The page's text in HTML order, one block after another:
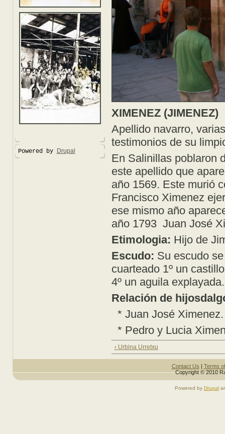
Powered by Drupal
XIMENEZ (JIMENEZ)
Apellido navarro,
testimonios de su
En Salinillas poblaron
este apellido que
año 1569. Este murió
Francisco Ximenez
ese mismo año
año 1793 Juan José
Etimologia: Hijo de
Escudo: Su escudo
cuarteado 1º un
4º un aguila explayada.
Relación de
* Juan José Ximenez.
* Pedro y Lucia
‹ Urbina Urretxu
Contact Us | Terms
Copyright © 2010
Powered by Drupal